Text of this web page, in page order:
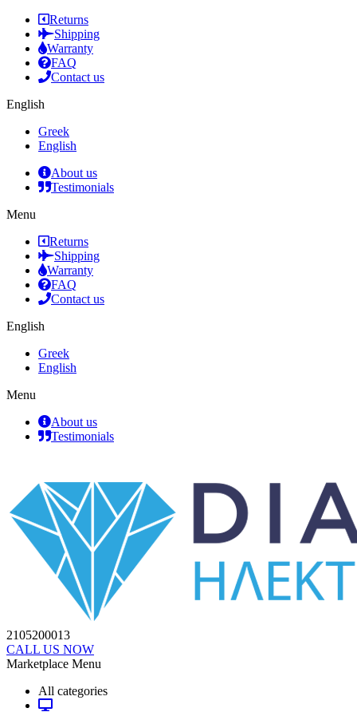
Returns
Shipping
Warranty
FAQ
Contact us
English
Greek
English
About us
Testimonials
Menu
Returns
Shipping
Warranty
FAQ
Contact us
English
Greek
English
Menu
About us
Testimonials
2105200013
CALL US NOW
Marketplace Menu
All categories